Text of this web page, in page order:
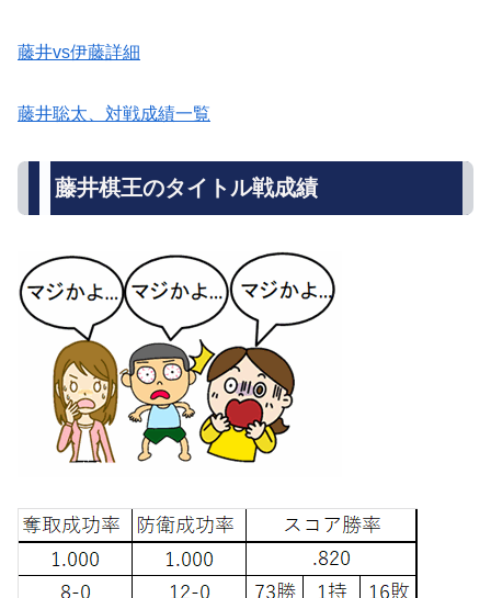
藤井vs伊藤詳細
藤井聡太、対戦成績一覧
藤井棋王のタイトル戦成績